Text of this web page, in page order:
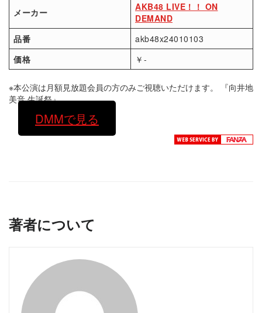
メーカー
AKB48 LIVE！！ ON
DEMAND
品番
akb48x24010103
価格
￥-
※本公演は月額見放題会員の方のみご視聴いただけます。 『向井地
美音 生誕祭』
DMMで見る
著者について